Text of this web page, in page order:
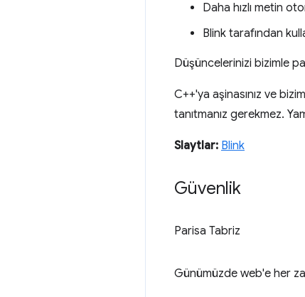
Daha hızlı metin
Blink tarafından
Düşüncelerinizi bizimle
C++'ya aşinasınız ve
tanıtmanız gerekmez.
Slaytlar: Blink
Güvenlik
Parisa Tabriz
Günümüzde web'e her